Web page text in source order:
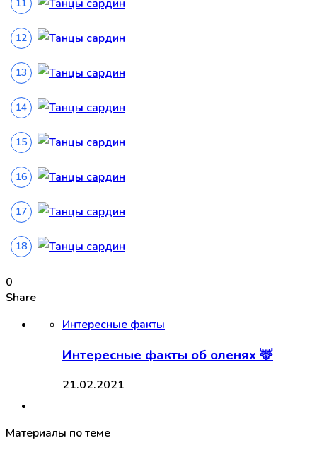
0
Share
Интересные факты
Интересные факты об оленях 🦌
21.02.2021
Материалы по теме